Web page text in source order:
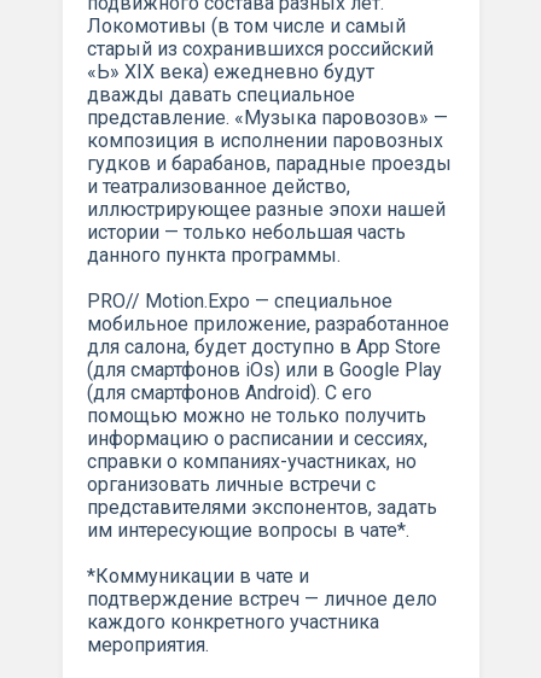
Локомотивы (в том числе и самый
старый из сохранившихся российский
«Ь» XIX века) ежедневно будут
дважды давать специальное
представление. «Музыка паровозов» —
композиция в исполнении паровозных
гудков и барабанов, парадные проезды
и театрализованное действо,
иллюстрирующее разные эпохи нашей
истории — только небольшая часть
данного пункта программы.
PRO// Motion.Expo — специальное
мобильное приложение, разработанное
для салона, будет доступно в App Store
(для смартфонов iOs) или в Google Play
(для смартфонов Android). С его
помощью можно не только получить
информацию о расписании и сессиях,
справки о компаниях-участниках, но
организовать личные встречи с
представителями экспонентов, задать
им интересующие вопросы в чате*.
*Коммуникации в чате и
подтверждение встреч — личное дело
каждого конкретного участника
мероприятия.